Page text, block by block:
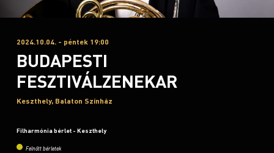
2024.10.04. - péntek 19:00
BUDAPESTI
FESZTIVÁLZENEKAR
Keszthely, Balaton Színház
Filharmónia bérlet - Keszthely
Felnőtt bérletek